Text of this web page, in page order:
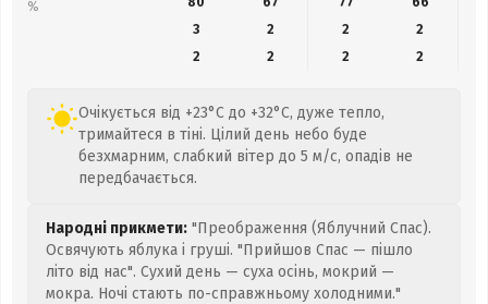
%
3
2 2
2
2
2 2 2
Очікується від +23°C до +32°C, дуже тепло,
тримайтеся в тіні. Цілий день небо буде
безхмарним, слабкий вітер до 5 м/с, опадів не
передбачається.
Народні прикмети: "Преображення (Яблучний Спас).
Освячують яблука і груші. "Прийшов Спас — пішло
літо від нас". Сухий день — суха осінь, мокрий —
мокра. Ночі стають по-справжньому холодними."